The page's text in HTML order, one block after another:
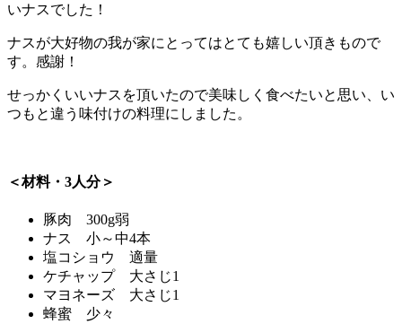
いナスでした！
ナスが大好物の我が家にとってはとても嬉しい頂きもので
す。感謝！
せっかくいいナスを頂いたので美味しく食べたいと思い、い
つもと違う味付けの料理にしました。
＜材料・3人分＞
豚肉 300g弱
ナス 小～中4本
塩コショウ 適量
ケチャップ 大さじ1
マヨネーズ 大さじ1
蜂蜜 少々